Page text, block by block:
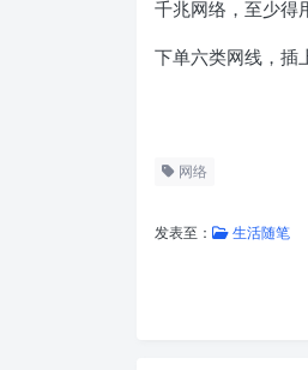
千兆网络，至少得
下单六类网线，插
网络
发表至： 生活随笔